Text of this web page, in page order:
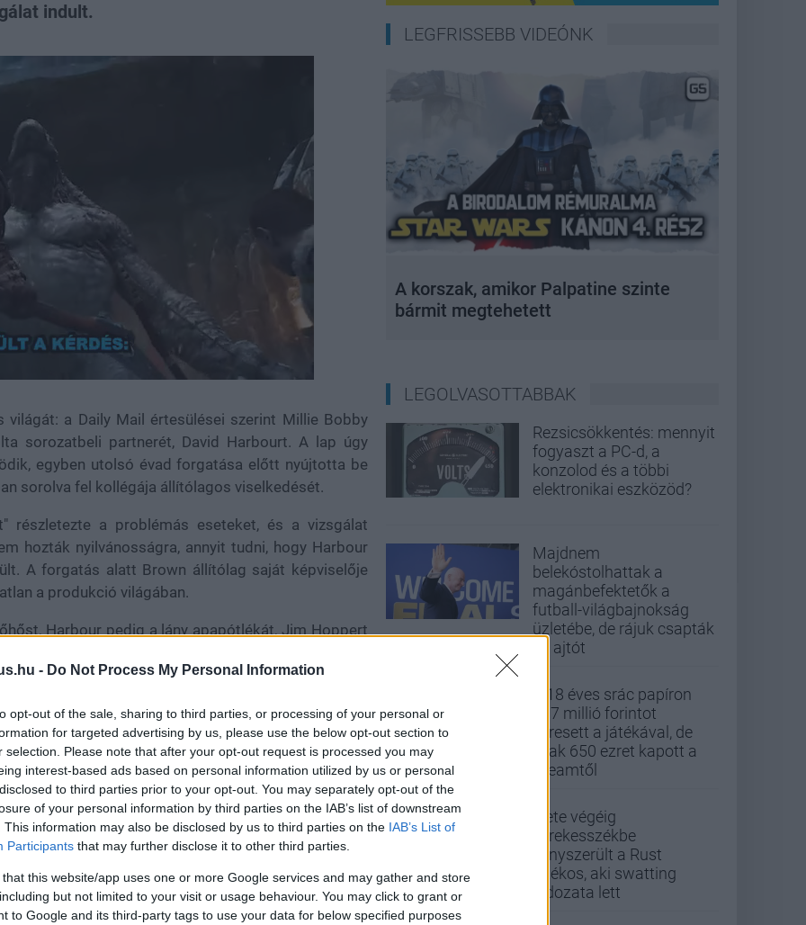
- Do Not Process My Personal Information
opt-out of the sale, sharing to third parties, or processing of your personal or
for targeted advertising by us, please use the below opt-out section to
selection. Please note that after your opt-out request is processed you may
interest-based ads based on personal information utilized by us or personal
to third parties prior to your opt-out. You may separately opt-out of the
of your personal information by third parties on the IAB’s list of downstream
This information may also be disclosed by us to third parties on the IAB’s List of
Participants that may further disclose it to other third parties.
that this website/app uses one or more Google services and may gather and store
but not limited to your visit or usage behaviour. You may click to grant or
to Google and its third-party tags to use your data for below specified purposes
indult.
a Daily Mail értesülései szerint Millie Bobby
sorozatbeli partnerét, David Harbourt. A lap úgy
egyben utolsó évad forgatása előtt nyújtotta be
sorolva fel kollégája állítólagos viselkedését.
részletezte a problémás eseteket, és a vizsgálat
hozták nyilvánosságra, annyit tudni, hogy Harbour
A forgatás alatt Brown állítólag saját képviselője
a produkció világában.
Harbour pedig a lány apapótlékát, Jim Hoppert
kapcsolatot láthattak közöttük. A színész
érzéseket táplál a fiatal kollégája iránt, hiszen a
árnyékot vet erre a képre, főként, hogy mindez
válságba került: a színész és Lily Allen énekesnő
miatt.
de belső források szerint az, hogy a vállalat nem
A produkcióhoz közel állók ugyanakkor azt
a sorozat grandiózus fináléját, amely november
LEGFRISSEBB VIDEÓNK
A korszak, amikor Palpatine szinte
bármit megtehetett
LEGOLVASOTTABBAK
Rezsicsökkentés: mennyit
fogyaszt a PC-d, a
konzolod és a többi
elektronikai eszközöd?
Majdnem
belekóstolhattak a
magánbefektetők a
futball-világbajnokság
üzletébe, de rájuk csapták
az ajtót
A 18 éves srác papíron
437 millió forintot
keresett a játékával, de
csak 650 ezret kapott a
Steamtől
Élete végéig
kerekesszékbe
kényszerült a Rust
játékos, aki swatting
áldozata lett